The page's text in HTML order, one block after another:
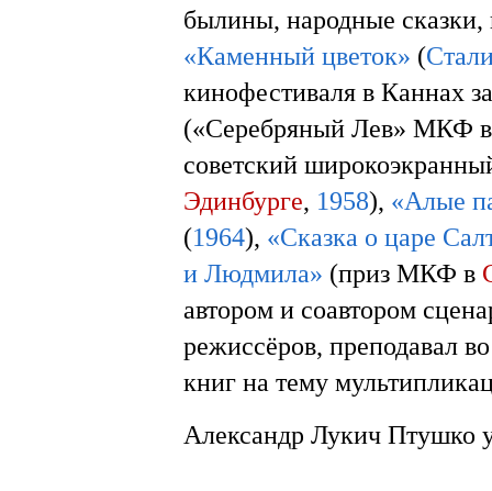
былины, народные
«Каменный цветок» (
кинофестиваля в Каннах
(«Серебряный Лев» МКФ
советский
Эдинбурге, 1958), «Алые
(1964), «Сказка о царе
и Людмила» (приз МКФ в
автором и соавтором
режиссёров, преподавал
книг на тему
Александр Лукич Птушко